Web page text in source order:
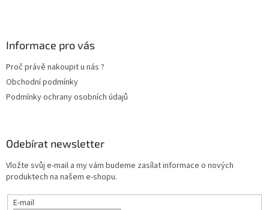
Informace pro vás
Proč právě nakoupit u nás ?
Obchodní podmínky
Podmínky ochrany osobních údajů
Odebírat newsletter
Vložte svůj e-mail a my vám budeme zasílat informace o nových
produktech na našem e-shopu.
E-mail